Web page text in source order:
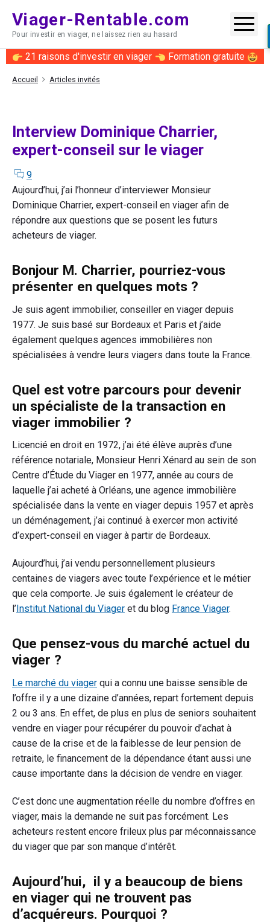
content
Viager-Rentable.com
Pour investir en viager, ne laissez rien au hasard
21 raisons d'investir en viager Formation gratuite
Accueil Articles invités
Interview Dominique Charrier,
expert-conseil sur le viager
9comments
on
"Interview
Dominique
Charrier,
expert-
sur
le
viager"
Aujourd’hui, j’ai l’honneur d’interviewer Monsieur
Dominique Charrier, expert-conseil en viager afin de
répondre aux questions que se posent les futurs
acheteurs de viager.
Bonjour M. Charrier, pourriez-vous
présenter en quelques mots ?
Je suis agent immobilier, conseiller en viager depuis
1977. Je suis basé sur Bordeaux et Paris et j’aide
également quelques agences immobilières non
spécialisées à vendre leurs viagers dans toute la France.
Quel est votre parcours pour devenir
un spécialiste de la transaction en
viager immobilier ?
Licencié en droit en 1972, j’ai été élève auprès d’une
référence notariale, Monsieur Henri Xénard au sein de son
Centre d’Étude du Viager en 1977, année au cours de
laquelle j’ai acheté à Orléans, une agence immobilière
spécialisée dans la vente en viager depuis 1957 et après
un déménagement, j’ai continué à exercer mon activité
d’expert-conseil en viager à partir de Bordeaux.
Aujourd’hui, j’ai vendu personnellement plusieurs
centaines de viagers avec toute l’expérience et le métier
que cela comporte. Je suis également le créateur de
l’Institut National du Viager et du blog France Viager.
Que pensez-vous du marché actuel du
viager ?
Le marché du viager qui a connu une baisse sensible de
l’offre il y a une dizaine d’années, repart fortement depuis
2 ou 3 ans. En effet, de plus en plus de seniors souhaitent
vendre en viager pour récupérer du pouvoir d’achat à
cause de la crise et de la faiblesse de leur pension de
retraite, le financement de la dépendance étant aussi une
cause importante dans la décision de vendre en viager.
C’est donc une augmentation réelle du nombre d’offres en
viager, mais la demande ne suit pas forcément. Les
acheteurs restent encore frileux plus par méconnaissance
du viager que par son manque d’intérêt.
Aujourd’hui, il y a beaucoup de biens
en viager qui ne trouvent pas
d’acquéreurs. Pourquoi ?